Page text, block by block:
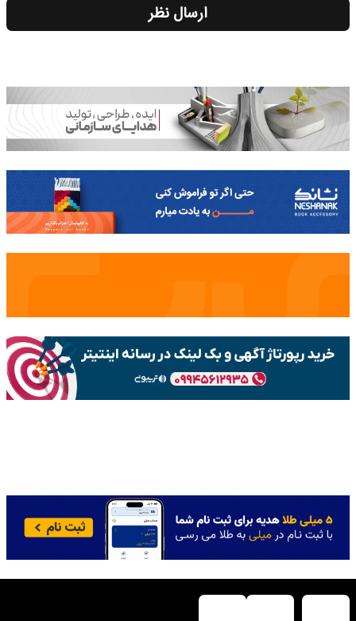
ارسال نظر